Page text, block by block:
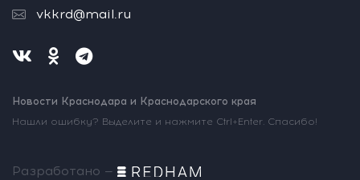
vkkrd@mail.ru
Новости Краснодара и Краснодарского края
Нашли ошибку? Выделите и нажмите Ctrl+Enter. Спасибо!
Разработано —